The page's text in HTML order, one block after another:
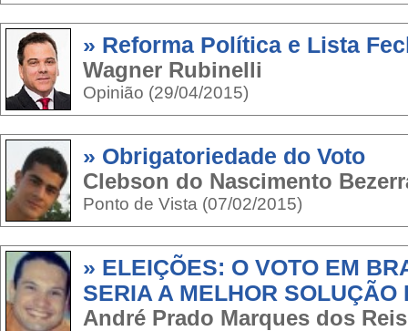
» Reforma Política e Lista
Wagner Rubinelli
Opinião (29/04/2015)
» Obrigatoriedade do Voto
Clebson do Nascimento
Ponto de Vista (07/02/2015)
» ELEIÇÕES: O VOTO EM
SERIA A MELHOR SOLUÇÃO
André Prado Marques dos Reis